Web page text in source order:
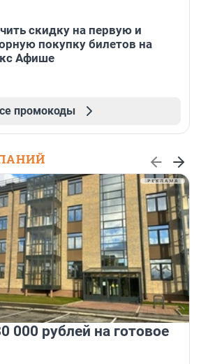
скидку на первую и
покупку билетов на
Афише
промокоды
000 рублей на готовое